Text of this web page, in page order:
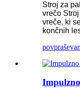
Stroj za
vrečo
vreče, ki
končnih